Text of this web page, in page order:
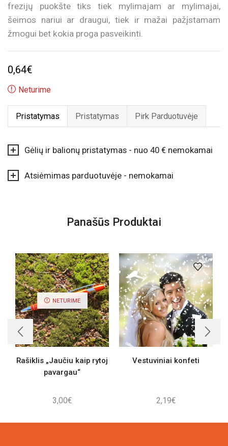
frezijų puokšte tiks tiek mylimajam ar mylimajai,
šeimos nariui ar draugui, tiek ir mažai pažįstamam
žmogui bet kokia proga pasveikinti.
0,64€
Neturime
Pristatymas Pristatymas Pirk Parduotuvėje
Gėlių ir balionų pristatymas - nuo 40 € nemokamai
Atsiėmimas parduotuvėje - nemokamai
Panašūs Produktai
NETURIME
Rašiklis „Jaučiu kaip rytoj
pavargau“
3,00€
Vestuviniai konfeti
2,19€